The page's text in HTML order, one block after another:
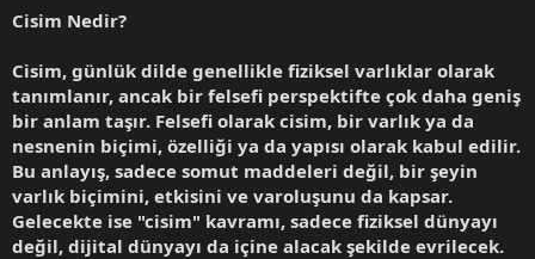
a
i
i
Cisim Nedir?
Cisim, günlük dilde genellikle fiziksel varlıklar olarak
tanımlanır, ancak bir felsefi perspektifte çok daha geniş
bir anlam taşır. Felsefi olarak cisim, bir varlık ya da
nesnenin biçimi, özelliği ya da yapısı olarak kabul edilir.
Bu anlayış, sadece somut maddeleri değil, bir şeyin
varlık biçimini, etkisini ve varoluşunu da kapsar.
Gelecekte ise "cisim" kavramı, sadece fiziksel dünyayı
değil, dijital dünyayı da içine alacak şekilde evrilecek.